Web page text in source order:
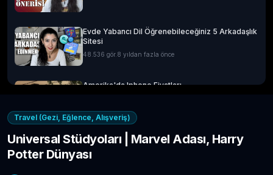
Evde Yabancı Dil Öğrenebileceğiniz 5 Arkadaşlık
Sitesi
48.536 gör. 8 yıldan fazla önce
Amerika'da Iphone Fiyatları
Londra Erasmus Stajı Hikayem ve Tavsiyelerim
11.304
Travel (Gezi, Eğlence, Alışveriş)
Universal Stüdyoları | Marvel Adası, Harry
Potter Dünyası